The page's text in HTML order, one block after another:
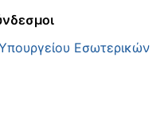
Εσωτερικών